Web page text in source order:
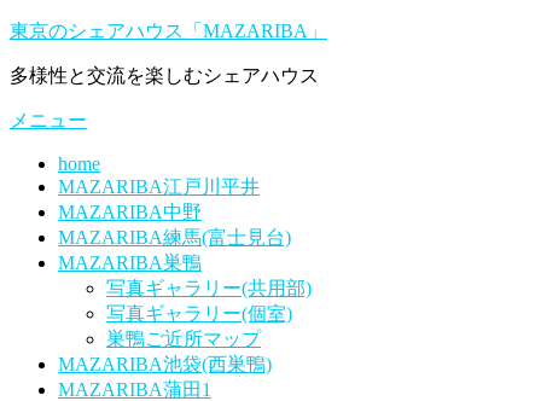
コ
テ
ツ
東京のシェアハウス「MAZARIBA」
多様性と交流を楽しむシェアハウス
メニュー
home
MAZARIBA江戸川平井
MAZARIBA中野
MAZARIBA練馬(富士見台)
MAZARIBA巣鴨
写真ギャラリー(共用部)
写真ギャラリー(個室)
巣鴨ご近所マップ
MAZARIBA池袋(西巣鴨)
MAZARIBA蒲田1